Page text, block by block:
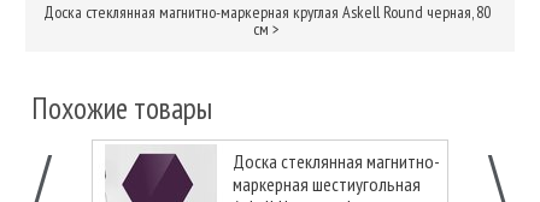
Доска стеклянная магнитно-маркерная круглая Askell Round черная, 80
см >
Похожие товары
Доска стеклянная магнитно-
маркерная шестиугольная